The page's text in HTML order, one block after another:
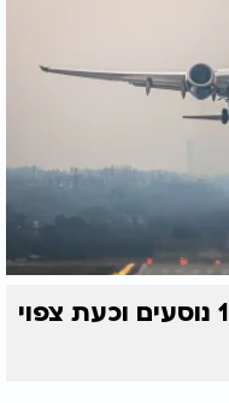
סכנה באוויר: טייס סיכן 170 נוסעים וכעת צפוי